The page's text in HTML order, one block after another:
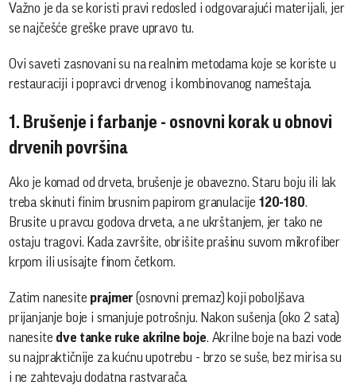
Važno je da se koristi pravi redosled i odgovarajući materijali, jer
se najčešće greške prave upravo tu.
Ovi saveti zasnovani su na realnim metodama koje se koriste u
restauraciji i popravci drvenog i kombinovanog nameštaja.
1. Brušenje i farbanje - osnovni korak u obnovi
drvenih površina
Ako je komad od drveta, brušenje je obavezno. Staru boju ili lak
treba skinuti finim brusnim papirom granulacije 120-180.
Brusite u pravcu godova drveta, a ne ukrštanjem, jer tako ne
ostaju tragovi. Kada završite, obrišite prašinu suvom mikrofiber
krpom ili usisajte finom četkom.
Zatim nanesite prajmer (osnovni premaz) koji poboljšava
prijanjanje boje i smanjuje potrošnju. Nakon sušenja (oko 2 sata)
nanesite dve tanke ruke akrilne boje. Akrilne boje na bazi vode
su najpraktičnije za kućnu upotrebu - brzo se suše, bez mirisa su
i ne zahtevaju dodatna rastvarača.